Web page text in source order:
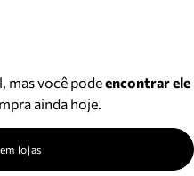
mas você podeencontrar ele
ainda hoje.
lojas